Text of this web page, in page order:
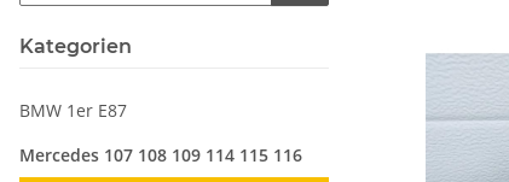
Kategorien
BMW 1er E87
Mercedes 107 108 109 114 115 116